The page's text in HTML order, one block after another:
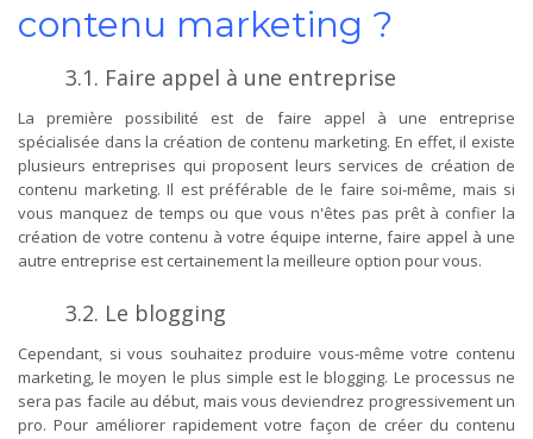
contenu marketing ?
3.1. Faire appel à une entreprise
La première possibilité est de faire appel à une entreprise
spécialisée dans la création de contenu marketing. En effet, il existe
plusieurs entreprises qui proposent leurs services de création de
contenu marketing. Il est préférable de le faire soi-même, mais si
vous manquez de temps ou que vous n'êtes pas prêt à confier la
création de votre contenu à votre équipe interne, faire appel à une
autre entreprise est certainement la meilleure option pour vous.
3.2. Le blogging
Cependant, si vous souhaitez produire vous-même votre contenu
marketing, le moyen le plus simple est le blogging. Le processus ne
sera pas facile au début, mais vous deviendrez progressivement un
pro. Pour améliorer rapidement votre façon de créer du contenu